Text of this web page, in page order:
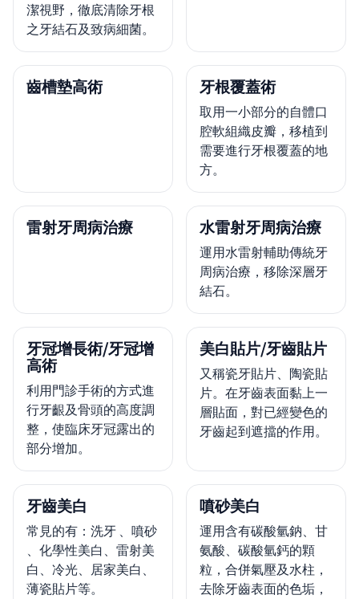
潔視野，徹底清除牙根
之牙結石及致病細菌。
齒槽墊高術 牙根覆蓋術
取用一小部分的自體口
腔軟組織皮瓣，移植到
需要進行牙根覆蓋的地
方。
雷射牙周病治療 水雷射牙周病治療
運用水雷射輔助傳統牙
周病治療，移除深層牙
結石。
牙冠增長術/牙冠增
高術
利用門診手術的方式進
行牙齦及骨頭的高度調
整，使臨床牙冠露出的
部分增加。
美白貼片/牙齒貼片
又稱瓷牙貼片、陶瓷貼
片。在牙齒表面黏上一
層貼面，對已經變色的
牙齒起到遮擋的作用。
牙齒美白
常見的有：洗牙 、噴砂
、化學性美白、雷射美
白、冷光、居家美白、
薄瓷貼片等。
噴砂美白
運用含有碳酸氫鈉、甘
氨酸、碳酸氫鈣的顆
粒，合併氣壓及水柱，
去除牙齒表面的色垢，